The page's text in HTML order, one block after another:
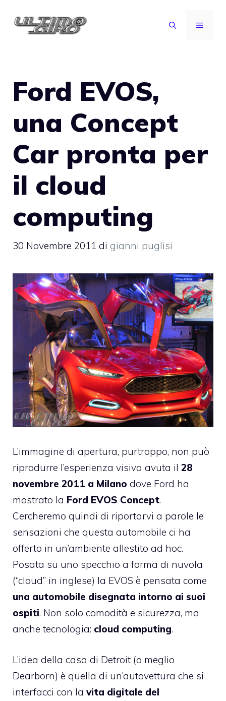
MENU
Ford EVOS,
una Concept
Car pronta per
il cloud
computing
30 Novembre 2011 di gianni puglisi
L’immagine di apertura, purtroppo, non può
riprodurre l’esperienza visiva avuta il 28
novembre 2011 a Milano dove Ford ha
mostrato la Ford EVOS Concept.
Cercheremo quindi di riportarvi a parole le
sensazioni che questa automobile ci ha
offerto in un’ambiente allestito ad hoc.
Posata su uno specchio a forma di nuvola
(“cloud” in inglese) la EVOS è pensata come
una automobile disegnata intorno ai suoi
ospiti. Non solo comodità e sicurezza, ma
anche tecnologia: cloud computing.
L’idea della casa di Detroit (o meglio
Dearborn) è quella di un’autovettura che si
interfacci con la vita digitale del